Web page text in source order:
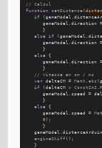
// Calcul
function
setDistance(
if
(gameModel.
      gameModel.
direction
      }
else if (gameModel.
      gameModel.
direction
      }
else {
      gameModel.
direction
      }
// Vitesse en cm / ms
var deltaCM = Math .abs
if
(deltaCM > ConstSAS .
      gameModel.
speed =
      }
else {
      gameModel.
speed =
0);
      }
   gameModel.
engineSkiff ();
   }